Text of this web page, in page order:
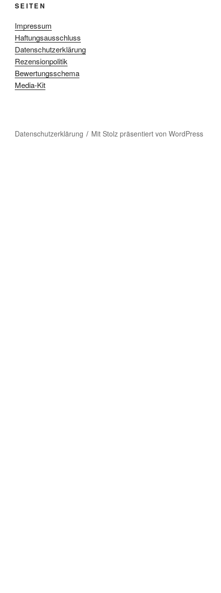
SEITEN
Impressum
Haftungsausschluss
Datenschutzerklärung
Rezensionpolitik
Bewertungsschema
Media-Kit
Datenschutzerklärung Mit Stolz präsentiert von WordPress